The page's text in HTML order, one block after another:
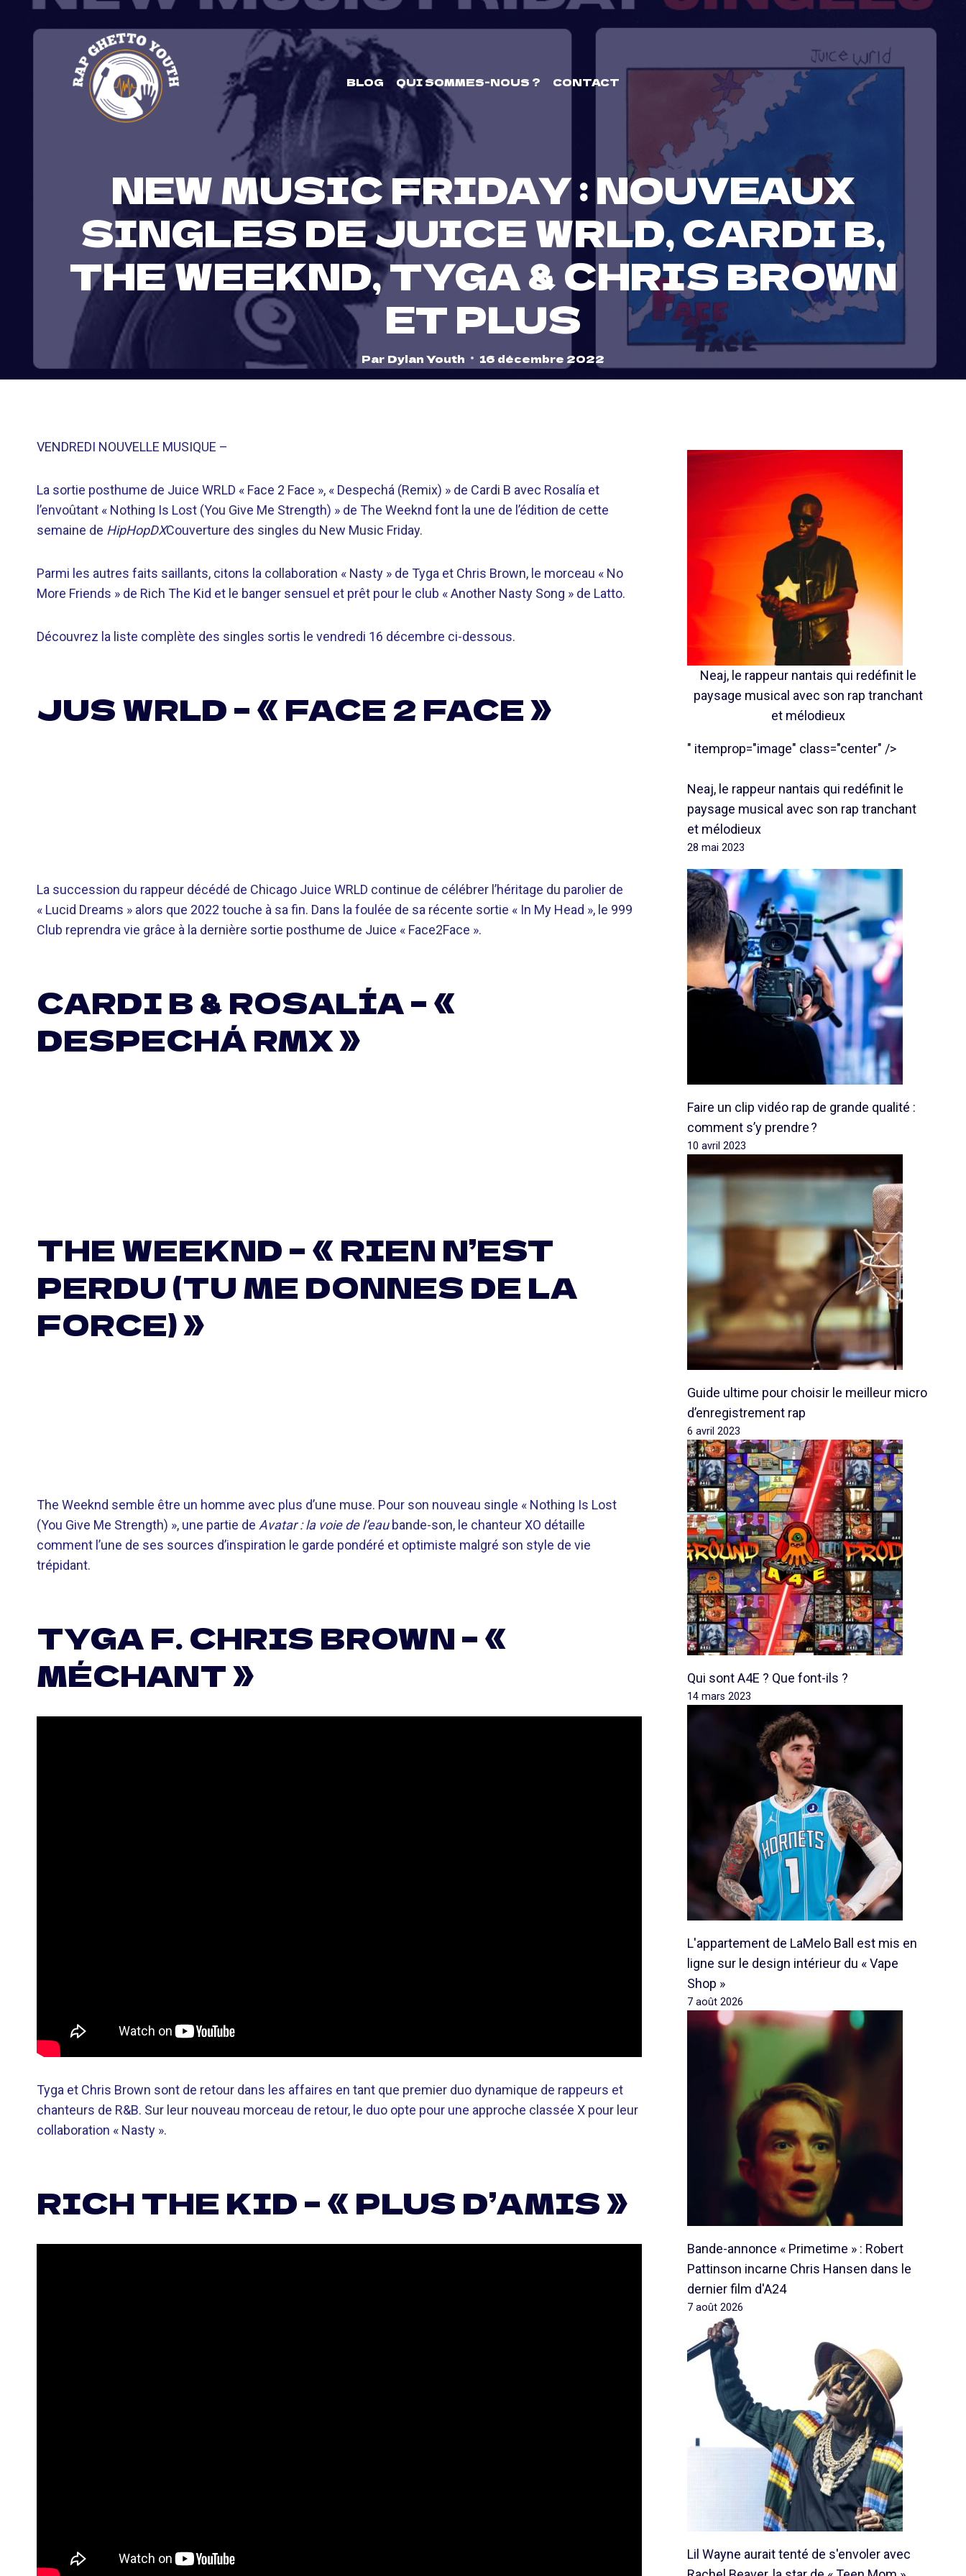
BLOG QUI SOMMES-NOUS ? CONTACT
NEW MUSIC FRIDAY : NOUVEAUX
SINGLES DE JUICE WRLD, CARDI B,
THE WEEKND, TYGA & CHRIS BROWN
ET PLUS
Par Dylan Youth 16 décembre 2022
VENDREDI NOUVELLE MUSIQUE –
La sortie posthume de Juice WRLD « Face 2 Face », « Despechá (Remix) » de Cardi B avec Rosalía et
l’envoûtant « Nothing Is Lost (You Give Me Strength) » de The Weeknd font la une de l’édition de cette
semaine de HipHopDXCouverture des singles du New Music Friday.
Parmi les autres faits saillants, citons la collaboration « Nasty » de Tyga et Chris Brown, le morceau « No
More Friends » de Rich The Kid et le banger sensuel et prêt pour le club « Another Nasty Song » de Latto.
Découvrez la liste complète des singles sortis le vendredi 16 décembre ci-dessous.
JUS WRLD – « FACE 2 FACE »
La succession du rappeur décédé de Chicago Juice WRLD continue de célébrer l’héritage du parolier de
« Lucid Dreams » alors que 2022 touche à sa fin. Dans la foulée de sa récente sortie « In My Head », le 999
Club reprendra vie grâce à la dernière sortie posthume de Juice « Face2Face ».
CARDI B & ROSALÍA – «
DESPECHÁ RMX »
THE WEEKND – « RIEN N’EST
PERDU (TU ME DONNES DE LA
FORCE) »
The Weeknd semble être un homme avec plus d’une muse. Pour son nouveau single « Nothing Is Lost
(You Give Me Strength) », une partie de Avatar : la voie de l’eaubande-son, le chanteur XO détaille
comment l’une de ses sources d’inspiration le garde pondéré et optimiste malgré son style de vie
trépidant.
TYGA F. CHRIS BROWN – «
MÉCHANT »
Tyga et Chris Brown sont de retour dans les affaires en tant que premier duo dynamique de rappeurs et
chanteurs de R&B. Sur leur nouveau morceau de retour, le duo opte pour une approche classée X pour leur
collaboration « Nasty ».
RICH THE KID – « PLUS D’AMIS »
Neaj, le rappeur nantais qui redéfinit le
paysage musical avec son rap tranchant
et mélodieux
" itemprop="image" class="center" />
Neaj, le rappeur nantais qui redéfinit le
paysage musical avec son rap tranchant
et mélodieux
28 mai 2023
Faire un clip vidéo rap de grande qualité :
comment s’y prendre ?
10 avril 2023
Guide ultime pour choisir le meilleur micro
d’enregistrement rap
6 avril 2023
Qui sont A4E ? Que font-ils ?
14 mars 2023
L'appartement de LaMelo Ball est mis en
ligne sur le design intérieur du « Vape
Shop »
7 août 2026
Bande-annonce « Primetime » : Robert
Pattinson incarne Chris Hansen dans le
dernier film d'A24
7 août 2026
Lil Wayne aurait tenté de s'envoler avec